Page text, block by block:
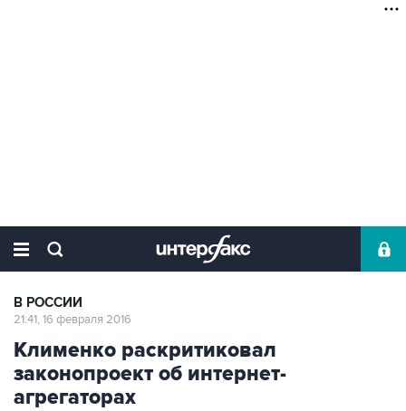
В РОССИИ
21:41, 16 февраля 2016
Клименко раскритиковал
законопроект об интернет-
агрегаторах